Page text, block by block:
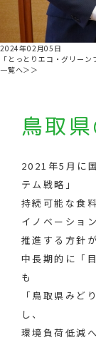
2024年02月05日
「とっとりエコ・グリー
一覧へ＞＞
鳥取
2021年5月に
テム戦略」
持続可能な食
イノベーショ
推進する方針
中長期的に「
も
「鳥取県みど
し、
環境負荷低減